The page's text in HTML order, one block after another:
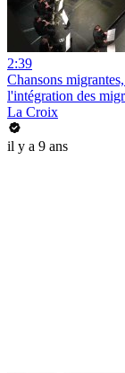
2:39
Chansons
l'intégration des
La Croix
il y a 9 ans